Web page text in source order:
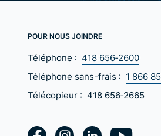
POUR NOUS JOINDRE
Téléphone : 418 656‑2600
Téléphone sans-frais : 1 866
Télécopieur : 418 656‑2665